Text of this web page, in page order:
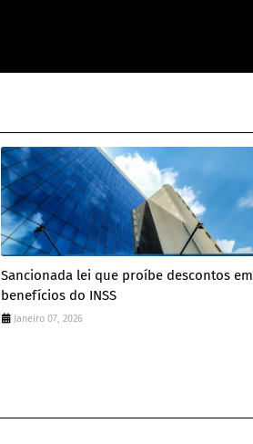
Sancionada lei que proíbe descontos em
benefícios do INSS
Janeiro 07, 2026